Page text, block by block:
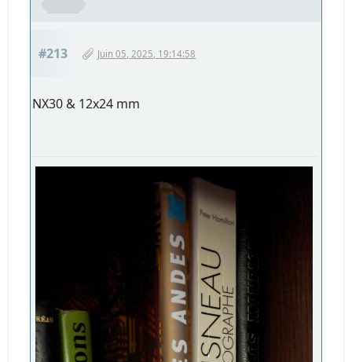
#213 Juin 05, 2025, 19:14:58
NX30 & 12x24 mm